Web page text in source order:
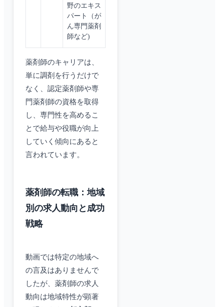
野のエキス
パート（が
ん専門薬剤
師など)
薬剤師のキャリアは、
単に調剤を行うだけで
なく、認定薬剤師や専
門薬剤師の資格を取得
し、専門性を高めるこ
とで給与や役職が向上
していく傾向にあると
言われています。
薬剤師の転職：地域
別の求人動向と成功
戦略
動画では特定の地域へ
の言及はありませんで
したが、薬剤師の求人
動向は地域特性が顕著